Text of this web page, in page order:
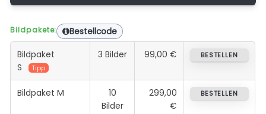
Bildpakete: Bestellcode
Bildpaket
S
Tipp
3 Bilder 99,00 € BESTELLEN
Bildpaket M
10
Bilder
299,00
€
BESTELLEN